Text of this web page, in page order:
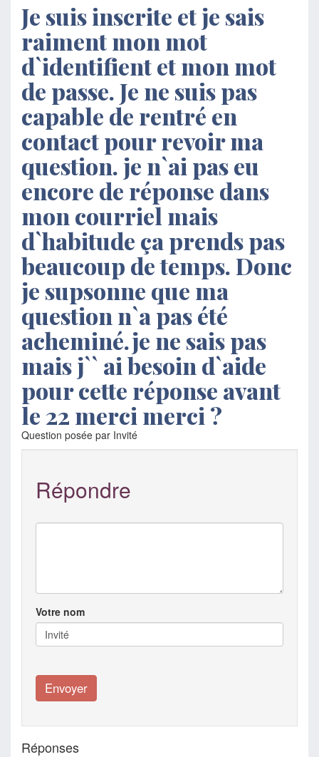
Je suis inscrite et je sais
raiment mon mot
d`identifient et mon mot
de passe. Je ne suis pas
capable de rentré en
contact pour revoir ma
question. je n`ai pas eu
encore de réponse dans
mon courriel mais
d`habitude ça prends pas
beaucoup de temps. Donc
je supsonne que ma
question n`a pas été
acheminé.je ne sais pas
mais j`` ai besoin d`aide
pour cette réponse avant
le 22 merci merci ?
Question posée par Invité
Répondre
Votre nom
Réponses